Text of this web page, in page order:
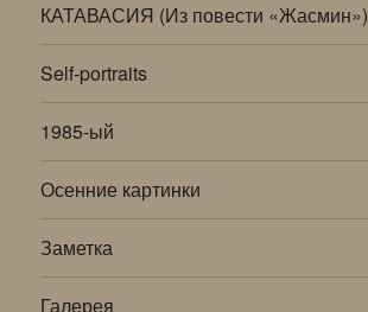
КАТАВАСИЯ (Из повести «Жасмин»)
Self-portraits
1985-ый
Осенние картинки
Заметка
Галерея